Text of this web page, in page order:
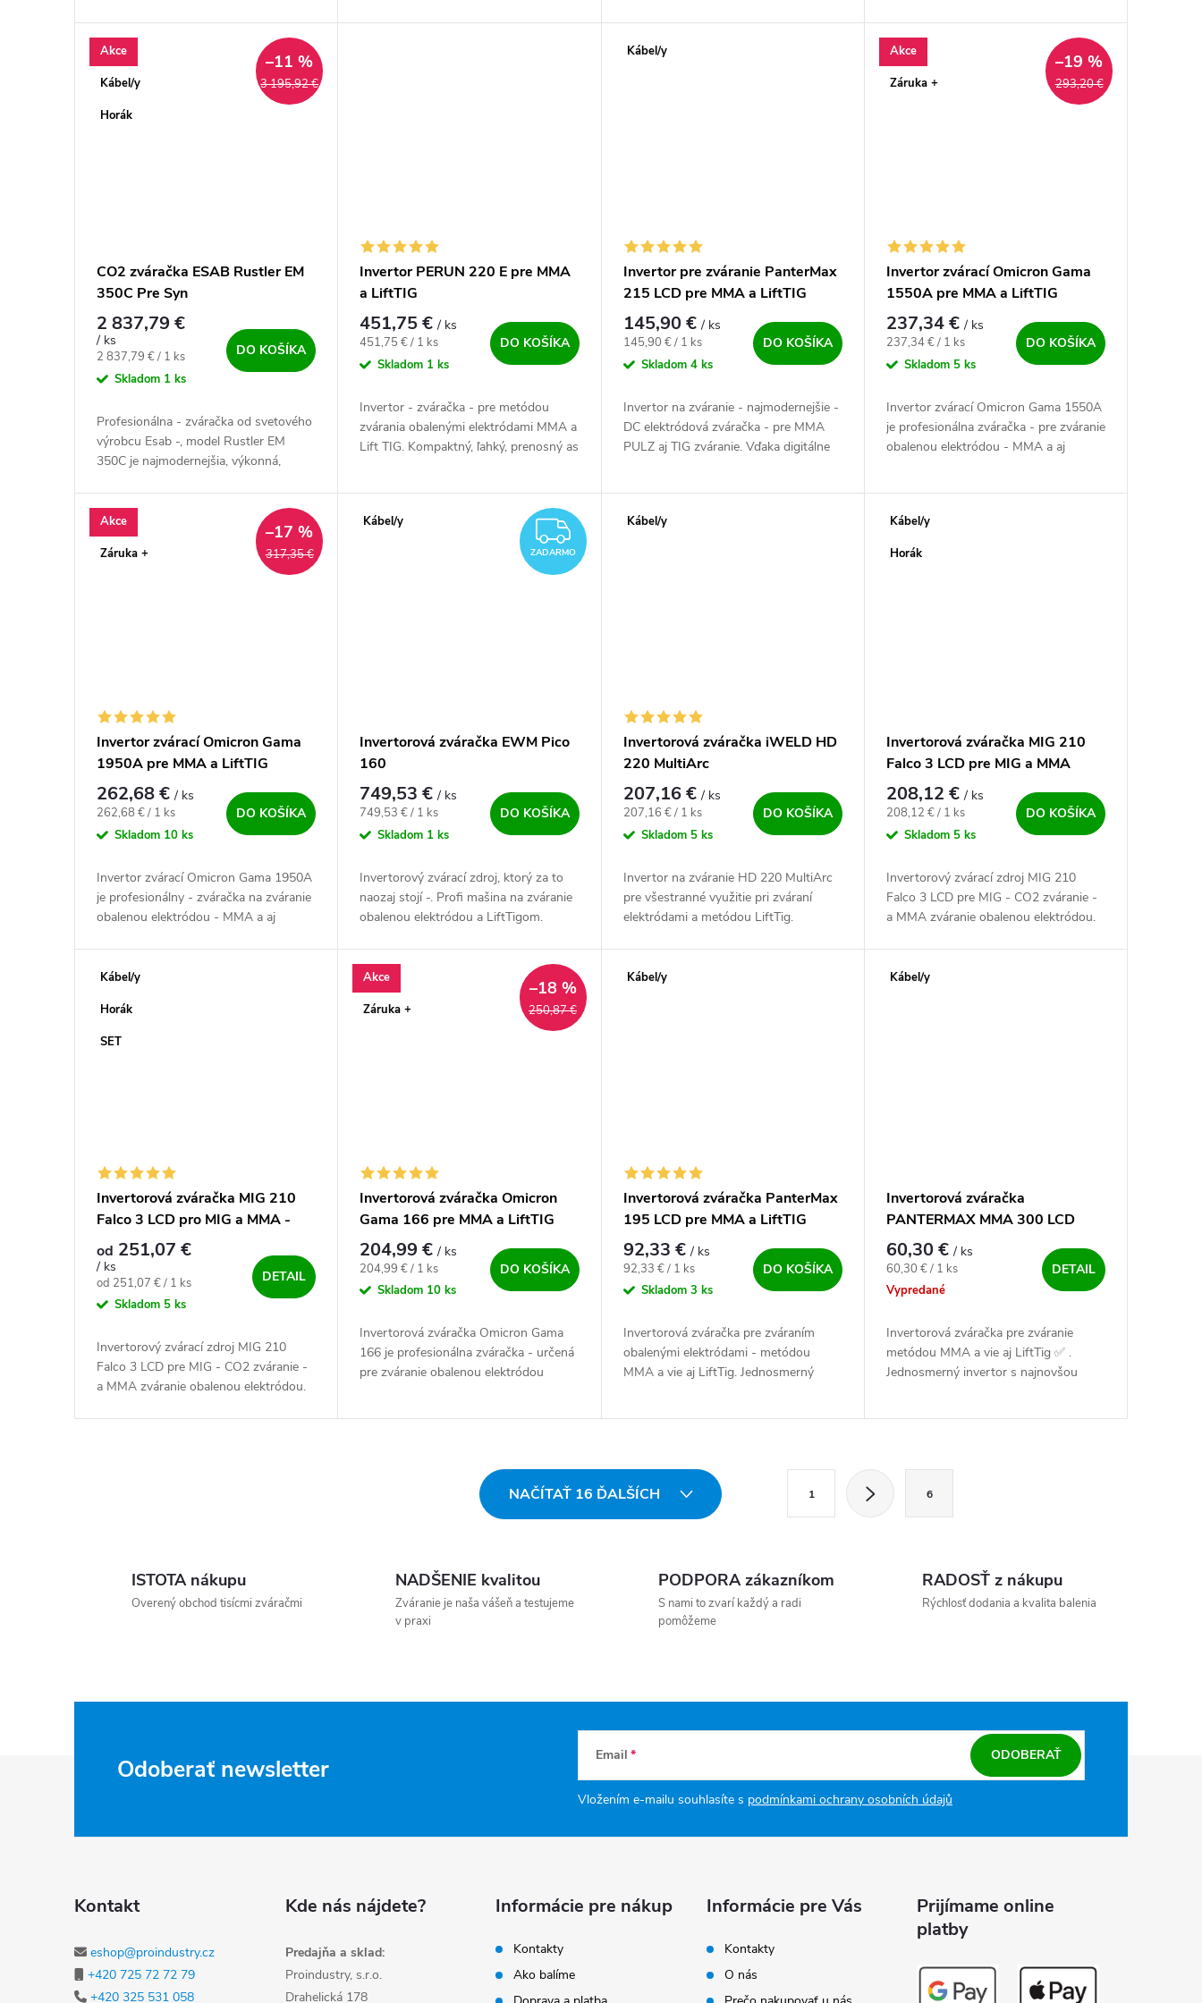
bombastickou funkciou HYBRID✅.
Špičkový stroj pre...
radu profesionálnych strojov od...
Akce
Kábel/y
Horák
3 195,92 €
–11 %
CO2 zváračka ESAB Rustler EM
350C Pre Syn
2 837,79 €
/ ks
Jednotková cena:
2 837,79 € / 1 ks
Skladom 1 ks
DO KOŠÍKA
Profesionálna - zváračka od svetového
výrobcu Esab -, model Rustler EM
350C je najmodernejšia, výkonná,
Invertor PERUN 220 E pre MMA
a LiftTIG
451,75 €/ ks
Jednotková cena:
451,75 € / 1 ks
Skladom 1 ks
DO KOŠÍKA
Invertor - zváračka - pre metódou
zvárania obalenými elektródami MMA a
Lift TIG. Kompaktný, ľahký, prenosný as
Kábel/y
Invertor pre zváranie PanterMax
215 LCD pre MMA a LiftTIG
145,90 €/ ks
Jednotková cena:
145,90 € / 1 ks
Skladom 4 ks
DO KOŠÍKA
Invertor na zváranie - najmodernejšie -
DC elektródová zváračka - pre MMA
PULZ aj TIG zváranie. Vďaka digitálne
Akce
Záruka +
293,20 €
–19 %
Invertor zvárací Omicron Gama
1550A pre MMA a LiftTIG
237,34 €/ ks
Jednotková cena:
237,34 € / 1 ks
Skladom 5 ks
DO KOŠÍKA
Invertor zvárací Omicron Gama 1550A
je profesionálna zváračka - pre zváranie
obalenou elektródou - MMA a aj
Akce
Záruka +
317,35 €
–17 %
Invertor zvárací Omicron Gama
1950A pre MMA a LiftTIG
262,68 €/ ks
Jednotková cena:
262,68 € / 1 ks
Skladom 10 ks
DO KOŠÍKA
Invertor zvárací Omicron Gama 1950A
je profesionálny - zváračka na zváranie
obalenou elektródou - MMA a aj
Kábel/y ZADARMO
ZADARMO
Invertorová zváračka EWM Pico
160
749,53 €/ ks
Jednotková cena:
749,53 € / 1 ks
Skladom 1 ks
DO KOŠÍKA
Invertorový zvárací zdroj, ktorý za to
naozaj stojí -. Profi mašina na zváranie
obalenou elektródou a LiftTigom.
Kábel/y
Invertorová zváračka iWELD HD
220 MultiArc
207,16 €/ ks
Jednotková cena:
207,16 € / 1 ks
Skladom 5 ks
DO KOŠÍKA
Invertor na zváranie HD 220 MultiArc
pre všestranné využitie pri zváraní
elektródami a metódou LiftTig.
Kábel/y
Horák
Invertorová zváračka MIG 210
Falco 3 LCD pre MIG a MMA
208,12 €/ ks
Jednotková cena:
208,12 € / 1 ks
Skladom 5 ks
DO KOŠÍKA
Invertorový zvárací zdroj MIG 210
Falco 3 LCD pre MIG - CO2 zváranie -
a MMA zváranie obalenou elektródou.
Kábel/y
Horák
SET
Invertorová zváračka MIG 210
Falco 3 LCD pro MIG a MMA -
výhodný SET
od 251,07 €
/ ks
Jednotková cena:
od 251,07 € / 1 ks
Skladom 5 ks
DETAIL
Invertorový zvárací zdroj MIG 210
Falco 3 LCD pre MIG - CO2 zváranie -
a MMA zváranie obalenou elektródou.
Akce
Záruka +
250,87 €
–18 %
Invertorová zváračka Omicron
Gama 166 pre MMA a LiftTIG
204,99 €/ ks
Jednotková cena:
204,99 € / 1 ks
Skladom 10 ks
DO KOŠÍKA
Invertorová zváračka Omicron Gama
166 je profesionálna zváračka - určená
pre zváranie obalenou elektródou
Kábel/y
Invertorová zváračka PanterMax
195 LCD pre MMA a LiftTIG
92,33 €/ ks
Jednotková cena:
92,33 € / 1 ks
Skladom 3 ks
DO KOŠÍKA
Invertorová zváračka pre zváraním
obalenými elektródami - metódou
MMA a vie aj LiftTig. Jednosmerný
Kábel/y
Invertorová zváračka
PANTERMAX MMA 300 LCD
60,30 €/ ks
Jednotková cena:
60,30 € / 1 ks
Vypredané
DETAIL
Invertorová zváračka pre zváranie
metódou MMA a vie aj LiftTig ✅ .
Jednosmerný invertor s najnovšou
NAČÍTAŤ 16 ĎALŠÍCH Stránkovanie
1 6
ISTOTA nákupu
Overený obchod tisícmi zváračmi
NADŠENIE kvalitou
Zváranie je naša vášeň a testujeme
v praxi
PODPORA zákazníkom
S nami to zvarí každý a radi
pomôžeme
RADOSŤ z nákupu
Rýchlosť dodania a kvalita balenia
Odoberať newsletter Email
Vložením e-mailu souhlasíte s podmínkami ochrany osobních údajů
ODOBERAŤ
Kontakt
eshop@proindustry.cz
+420 725 72 72 79
+420 325 531 058
Kde nás nájdete?
Predajňa a sklad:
Proindustry, s.r.o.
Drahelická 178
Informácie pre nákup
Kontakty
Ako balíme
Informácie pre Vás
Kontakty
O nás
Prijímame online
platby